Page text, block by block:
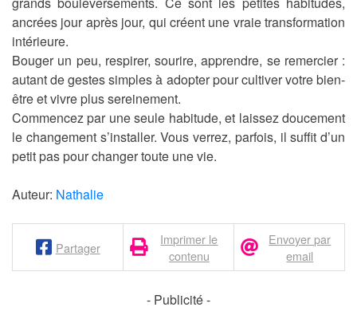
ancrées jour après jour, qui créent une vraie transformation
intérieure.
Bouger un peu, respirer, sourire, apprendre, se remercier :
autant de gestes simples à adopter pour cultiver votre bien-
être et vivre plus sereinement.
Commencez par une seule habitude, et laissez doucement
le changement s’installer. Vous verrez, parfois, il suffit d’un
petit pas pour changer toute une vie.
Auteur: Nathalie
Partager
Imprimer le
contenu
Envoyer par
email
- Publicité -